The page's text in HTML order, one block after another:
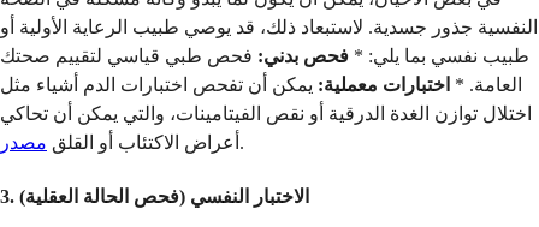
النفسية جذور جسدية. لاستبعاد ذلك، قد يوصي طبيب الرعاية الأولية أو
طبيب نفسي بما يلي: * فحص بدني: فحص طبي قياسي لتقييم صحتك
العامة. * اختبارات معملية: يمكن أن تفحص اختبارات الدم أشياء مثل
اختلال توازن الغدة الدرقية أو نقص الفيتامينات، والتي يمكن أن تحاكي
أعراض الاكتئاب أو القلق مصدر .
3. الاختبار النفسي (فحص الحالة العقلية)